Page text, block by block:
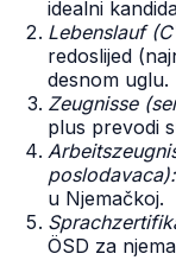
idealni
Lebenslauf
redoslijed
desnom uglu.
Zeugnisse
plus prevodi
poslodavaca):
u Njemačkoj.
ÖSD za